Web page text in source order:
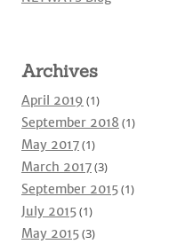
Archives
April 2019 (1)
September 2018 (1)
May 2017(1)
March 2017(3)
September 2015(1)
July 2015(1)
May 2015(3)